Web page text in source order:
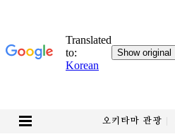
오키타마 관광